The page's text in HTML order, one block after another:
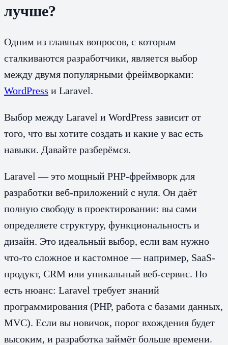
лучше?
Одним из главных вопросов, с которым
сталкиваются разработчики, является выбор
между двумя популярными фреймворками:
WordPress и Laravel.
Выбор между Laravel и WordPress зависит от
того, что вы хотите создать и какие у вас есть
навыки. Давайте разберёмся.
Laravel — это мощный PHP-фреймворк для
разработки веб-приложений с нуля. Он даёт
полную свободу в проектировании: вы сами
определяете структуру, функциональность и
дизайн. Это идеальный выбор, если вам нужно
что-то сложное и кастомное — например, SaaS-
продукт, CRM или уникальный веб-сервис. Но
есть нюанс: Laravel требует знаний
программирования (PHP, работа с базами данных,
MVC). Если вы новичок, порог вхождения будет
высоким, и разработка займёт больше времени.